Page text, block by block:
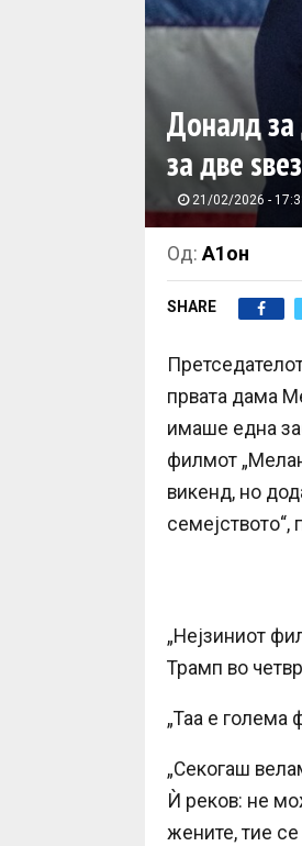
Доналд за
за две
21/02/2026 -
Од: А1он
SHARE
првата дама
имаше една
филмот
викенд, но
семејството“,
„Нејзиниот
Трамп во
„Таа е голема
„Секогаш
Ѝ реков: не
жените, тие се